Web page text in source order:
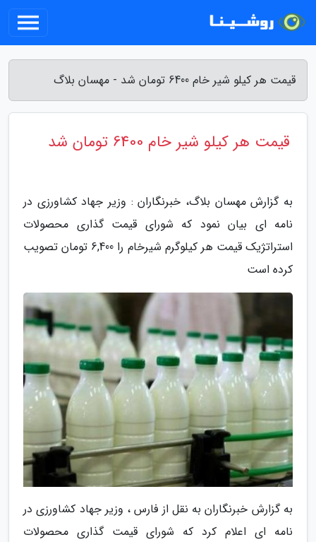
قیمت هر کیلو شیر خام 6400 تومان شد - مهسان بلاگ
قیمت هر کیلو شیر خام 6400 تومان شد
به گزارش مهسان بلاگ، خبرنگاران : وزیر جهاد کشاورزی در
نامه ای بیان نمود که شورای قیمت گذاری محصولات
استراتژیک قیمت هر کیلوگرم شیرخام را 6,400 تومان تصویب
کرده است
به گزارش خبرنگاران به نقل از فارس ، وزیر جهاد کشاورزی در
نامه ای اعلام کرد که شورای قیمت گذاری محصولات